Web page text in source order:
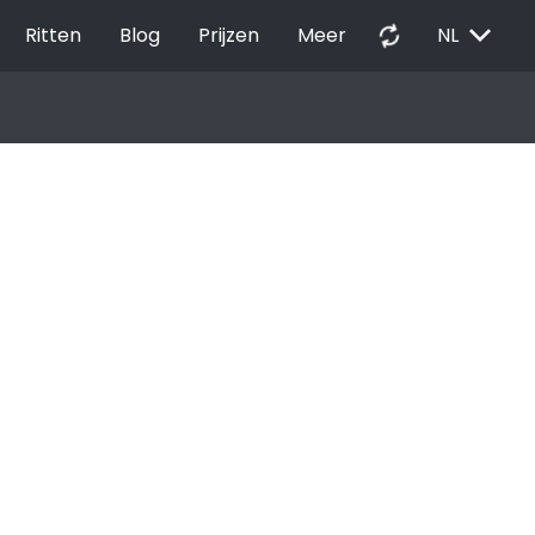
Ritten Blog Prijzen Meer autorenew NL EXPAND_MORE